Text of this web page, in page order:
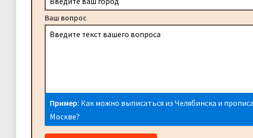
Ваш вопрос
Пример: Как можно выписаться из Челябинска и
Москве?